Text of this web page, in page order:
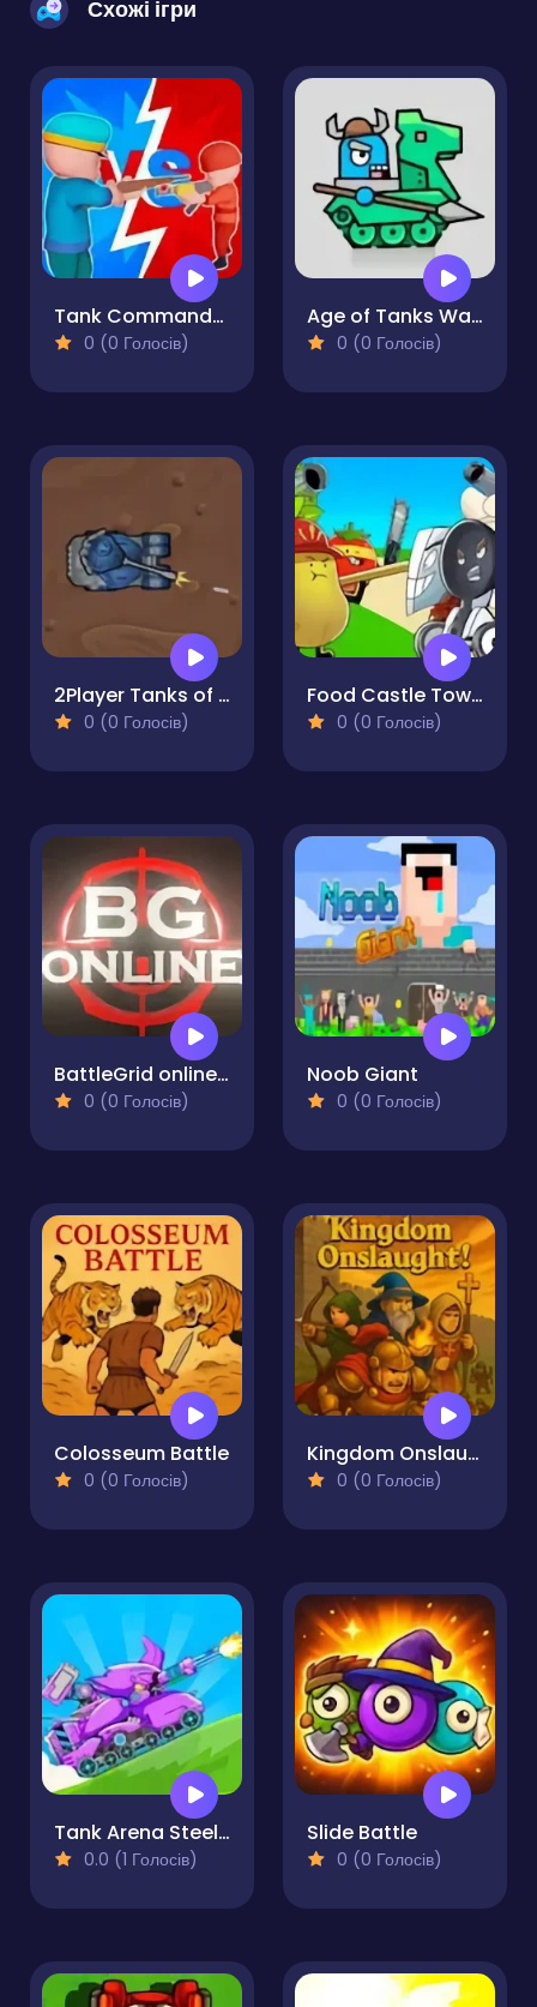
Схожі ігри
Tank Commander 3D Army Rush!
0 (0 Голосів)
Age of Tanks Warriors: TD War
0 (0 Голосів)
2Player Tanks of War
0 (0 Голосів)
Food Castle Tower Defense
0 (0 Голосів)
BattleGrid online PvP tank battles
0 (0 Голосів)
Noob Giant
0 (0 Голосів)
Colosseum Battle
0 (0 Голосів)
Kingdom Onslaught!
0 (0 Голосів)
Tank Arena Steel Battle
0.0 (1 Голосів)
Slide Battle
0 (0 Голосів)